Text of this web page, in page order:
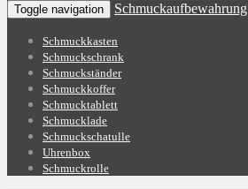
Toggle navigation Schmuckaufbewahrung
Schmuckkasten
Schmuckschrank
Schmuckständer
Schmuckkoffer
Schmucktablett
Schmucklade
Schmuckschatulle
Uhrenbox
Schmuckrolle